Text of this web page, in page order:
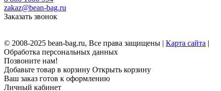
zakaz@bean-bag.ru
Заказать звонок
© 2008-2025 bean-bag.ru, Все права защищены | Карта сайта |
Обработка персональных данных
Позвоните нам!
Добавьте товар в корзину Открыть корзину
Ваш заказ готов к оформлению
Личный кабинет